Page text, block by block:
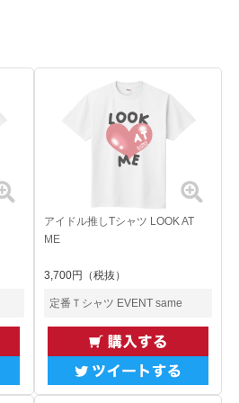
アイドル推しTシャツ LOOK AT
ME
3,700円（税抜）
定番Ｔシャツ EVENT same